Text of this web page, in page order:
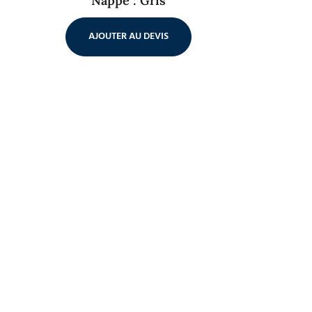
AJOUTER AU DEVIS